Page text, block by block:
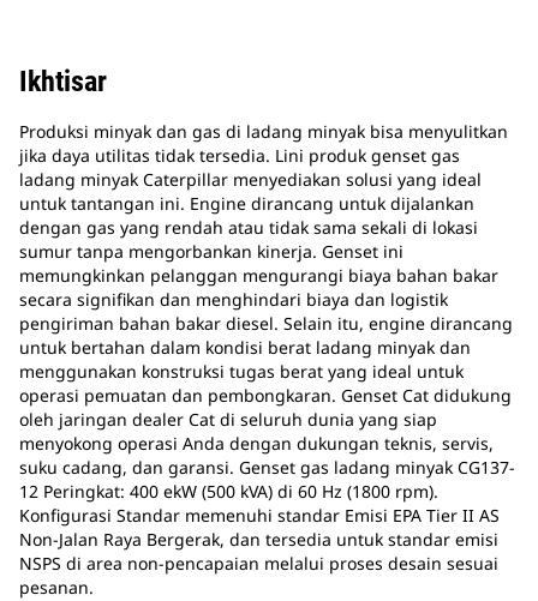
Ikhtisar
Produksi minyak dan gas di ladang minyak bisa menyulitkan
jika daya utilitas tidak tersedia. Lini produk genset gas
ladang minyak Caterpillar menyediakan solusi yang ideal
untuk tantangan ini. Engine dirancang untuk dijalankan
dengan gas yang rendah atau tidak sama sekali di lokasi
sumur tanpa mengorbankan kinerja. Genset ini
memungkinkan pelanggan mengurangi biaya bahan bakar
secara signifikan dan menghindari biaya dan logistik
pengiriman bahan bakar diesel. Selain itu, engine dirancang
untuk bertahan dalam kondisi berat ladang minyak dan
menggunakan konstruksi tugas berat yang ideal untuk
operasi pemuatan dan pembongkaran. Genset Cat didukung
oleh jaringan dealer Cat di seluruh dunia yang siap
menyokong operasi Anda dengan dukungan teknis, servis,
suku cadang, dan garansi. Genset gas ladang minyak CG137-
12 Peringkat: 400 ekW (500 kVA) di 60 Hz (1800 rpm).
Konfigurasi Standar memenuhi standar Emisi EPA Tier II AS
Non-Jalan Raya Bergerak, dan tersedia untuk standar emisi
NSPS di area non-pencapaian melalui proses desain sesuai
pesanan.